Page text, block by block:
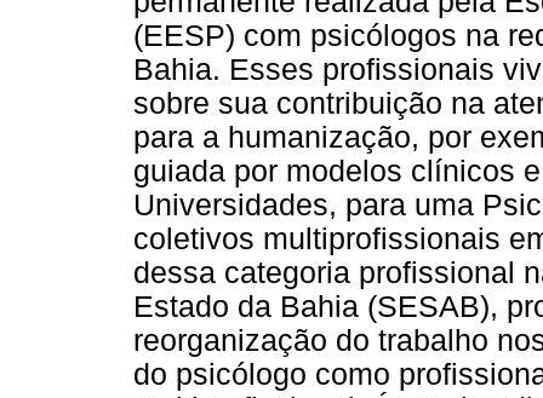
(EESP) com psicólogos na
Bahia. Esses profissionais
sobre sua contribuição na
para a humanização, por
guiada por modelos clínicos
Universidades, para uma
coletivos multiprofissionais
dessa categoria profissional
Estado da Bahia (SESAB),
reorganização do trabalho
do psicólogo como